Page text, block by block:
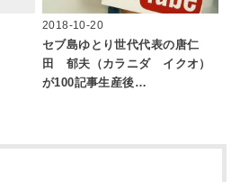
2018-10-20
セブ島ゆとり世代代表の唐仁
田 郁夫（カラニダ イクオ）
が100記事生産後…